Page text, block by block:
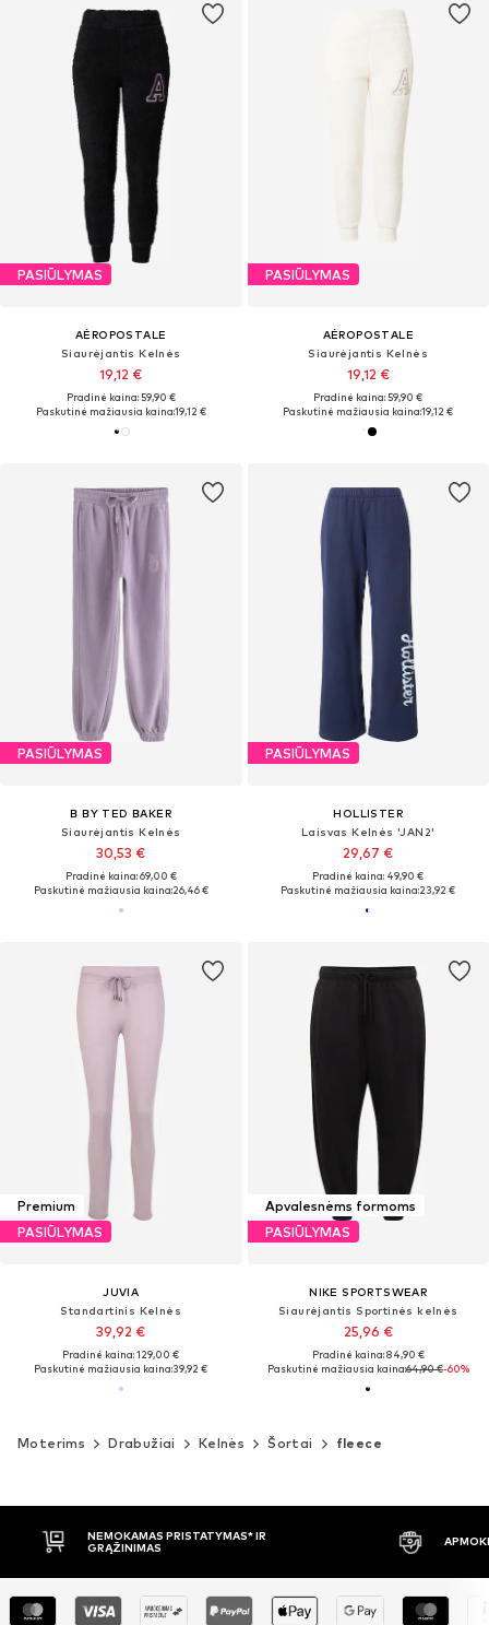
PASIŪLYMAS
AÉROPOSTALE
Siaurėjantis Kelnės
19,12 €
Pradinė kaina: 59,90 €
Paskutinė mažiausia kaina:19,12 €
PASIŪLYMAS
AÉROPOSTALE
Siaurėjantis Kelnės
19,12 €
Pradinė kaina: 59,90 €
Paskutinė mažiausia kaina:19,12 €
PASIŪLYMAS
B BY TED BAKER
Siaurėjantis Kelnės
30,53 €
Pradinė kaina: 69,00 €
Paskutinė mažiausia kaina:26,46 €
PASIŪLYMAS
HOLLISTER
Laisvas Kelnės 'JAN2'
29,67 €
Pradinė kaina: 49,90 €
Paskutinė mažiausia kaina:23,92 €
Premium
PASIŪLYMAS
JUVIA
Standartinis Kelnės
39,92 €
Pradinė kaina: 129,00 €
Paskutinė mažiausia kaina:39,92 €
Apvalesnėms formoms
PASIŪLYMAS
NIKE SPORTSWEAR
Siaurėjantis Sportinės kelnės
25,96 €
Pradinė kaina: 84,90 €
Paskutinė mažiausia kaina:64,90 €-60%
Moterims Drabužiai Kelnės Šortai fleece
NEMOKAMAS PRISTATYMAS* IR
GRĄŽINIMAS